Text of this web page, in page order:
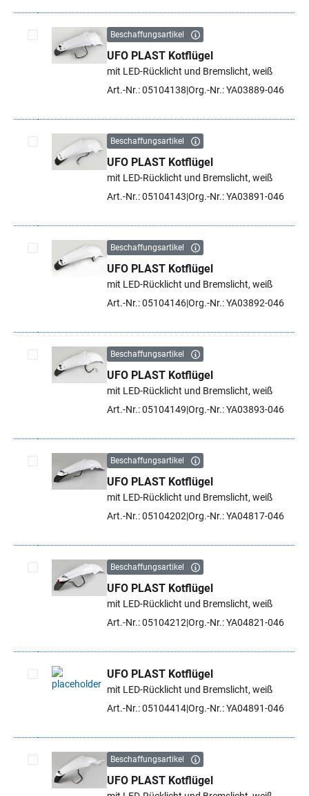
Artikel auswählen
Beschaffungsartikel
UFO PLAST Kotflügel
mit LED-Rücklicht und Bremslicht, weiß
Art.-Nr.: 05104138 Org.-Nr.: YA03889-046
Artikel auswählen
Beschaffungsartikel
UFO PLAST Kotflügel
mit LED-Rücklicht und Bremslicht, weiß
Art.-Nr.: 05104143 Org.-Nr.: YA03891-046
Artikel auswählen
Beschaffungsartikel
UFO PLAST Kotflügel
mit LED-Rücklicht und Bremslicht, weiß
Art.-Nr.: 05104146Org.-Nr.: YA03892-046
Artikel auswählen
Beschaffungsartikel
UFO PLAST Kotflügel
mit LED-Rücklicht und Bremslicht, weiß
Art.-Nr.: 05104149 Org.-Nr.: YA03893-046
Artikel auswählen
Beschaffungsartikel
UFO PLAST Kotflügel
mit LED-Rücklicht und Bremslicht, weiß
Art.-Nr.: 05104202 Org.-Nr.: YA04817-046
Artikel auswählen
Beschaffungsartikel
UFO PLAST Kotflügel
mit LED-Rücklicht und Bremslicht, weiß
Art.-Nr.: 05104212 Org.-Nr.: YA04821-046
Artikel auswählen
UFO PLAST Kotflügel
mit LED-Rücklicht und Bremslicht, weiß
Art.-Nr.: 05104414Org.-Nr.: YA04891-046
Artikel auswählen
Beschaffungsartikel
UFO PLAST Kotflügel